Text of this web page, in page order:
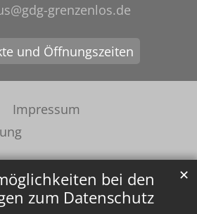
bei den
zum Datenschutz
✕
grenzenlos.de
und Öffnungszeiten
Impressum